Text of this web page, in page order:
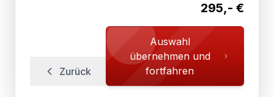
Zurück
295,- €
Auswahl
übernehmen und
fortfahren